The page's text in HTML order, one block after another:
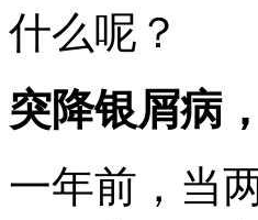
什么呢？
突降银屑病
一年前，当